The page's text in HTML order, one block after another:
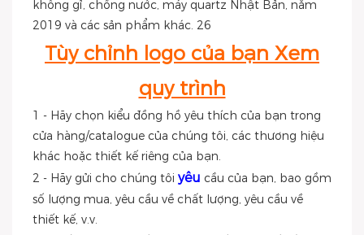
Tùy chỉnh logo của bạn Xem
quy trình
1 - Hãy chọn kiểu đồng hồ yêu thích của bạn trong
cửa hàng/catalogue của chúng tôi, các thương hiệu
khác hoặc thiết kế riêng của bạn.
2 - Hãy gửi cho chúng tôi yêu cầu của bạn, bao gồm
số lượng mua, yêu cầu về chất lượng, yêu cầu về
thiết kế, v.v.